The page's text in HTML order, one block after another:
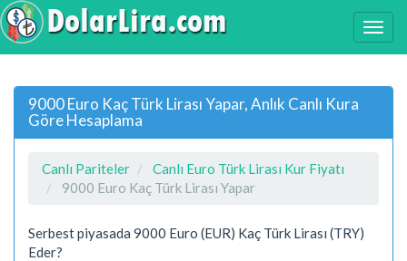
9000 Euro Kaç Türk Lirası Yapar, Anlık Canlı Kura
Göre Hesaplama
Canlı Pariteler
Canlı Euro Türk Lirası Kur Fiyatı
9000 Euro Kaç Türk Lirası Yapar
Serbest piyasada 9000 Euro (EUR) Kaç Türk Lirası (TRY)
Eder?